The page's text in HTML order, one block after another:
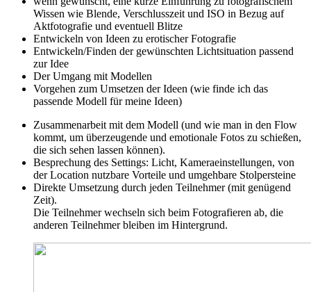
Wissen wie Blende, Verschlusszeit und ISO in Bezug auf
Aktfotografie und eventuell Blitze
Entwickeln von Ideen zu erotischer Fotografie
Entwickeln/Finden der gewünschten Lichtsituation passend
zur Idee
Der Umgang mit Modellen
Vorgehen zum Umsetzen der Ideen (wie finde ich das
passende Modell für meine Ideen)
Zusammenarbeit mit dem Modell (und wie man in den Flow
kommt, um überzeugende und emotionale Fotos zu schießen,
die sich sehen lassen können).
Besprechung des Settings: Licht, Kameraeinstellungen, von
der Location nutzbare Vorteile und umgehbare Stolpersteine
Direkte Umsetzung durch jeden Teilnehmer (mit genügend
Zeit).
Die Teilnehmer wechseln sich beim Fotografieren ab, die
anderen Teilnehmer bleiben im Hintergrund.